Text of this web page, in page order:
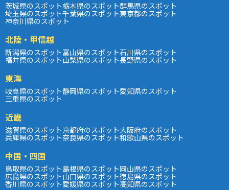
茨城県のスポット栃木県のスポット群馬県のスポット
埼玉県のスポット千葉県のスポット東京都のスポット
神奈川県のスポット
北陸・甲信越
新潟県のスポット富山県のスポット石川県のスポット
福井県のスポット山梨県のスポット長野県のスポット
東海
岐阜県のスポット静岡県のスポット愛知県のスポット
三重県のスポット
近畿
滋賀県のスポット京都府のスポット大阪府のスポット
兵庫県のスポット奈良県のスポット和歌山県のスポット
中国・四国
鳥取県のスポット島根県のスポット岡山県のスポット
広島県のスポット山口県のスポット徳島県のスポット
香川県のスポット愛媛県のスポット高知県のスポット